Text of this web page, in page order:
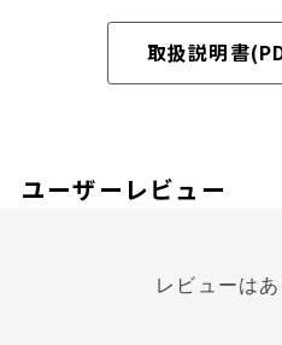
取扱説明書
ユーザーレビュー
レビューはあ